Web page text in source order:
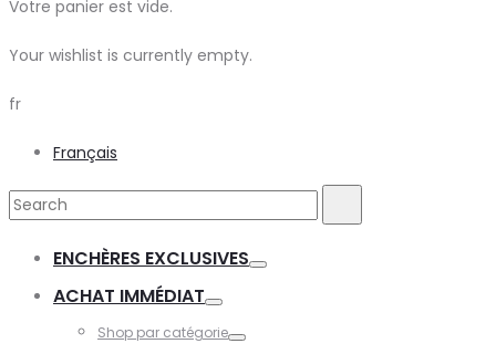
Votre panier est vide.
Your wishlist is currently empty.
fr
Français
Search
ENCHÈRES EXCLUSIVES
ACHAT IMMÉDIAT
Shop par catégorie